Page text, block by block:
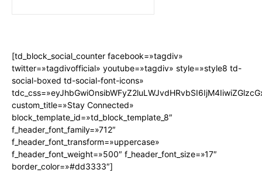
[td_block_social_counter facebook=»tagdiv»
twitter=»tagdivofficial» youtube=»tagdiv» style=»style8 td-
social-boxed td-social-font-icons»
custom_title=»Stay Connected»
block_template_id=»td_block_template_8″
f_header_font_family=»712″
f_header_font_transform=»uppercase»
f_header_font_weight=»500″ f_header_font_size=»17″
border_color=»#dd3333″]